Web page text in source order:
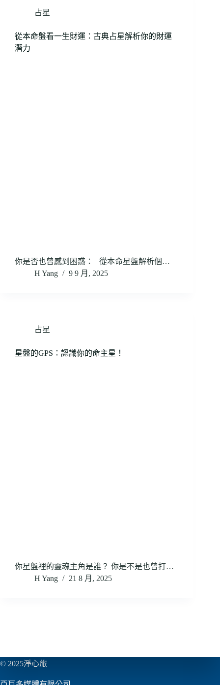
占星
從本命盤看一生財運：古典占星解析你的財運
潛力
你是否也曾感到困惑： 從本命星盤解析個…
H Yang
9 9 月, 2025
占星
星盤的GPS：認識你的命主星！
你星盤裡的靈魂主角是誰？ 你是不是也曾打…
H Yang
21 8 月, 2025
© 2025淨心旅